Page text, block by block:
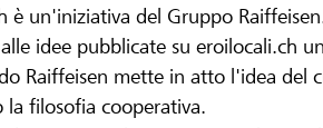
è un'iniziativa del Gruppo
idee pubblicate su eroilocali.ch
Raiffeisen mette in atto l'idea del
la filosofia cooperativa.